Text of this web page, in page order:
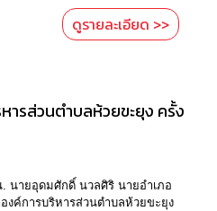
ดูรายละเอียด >>
ารส่วนตำบลห้วยขะยุง ครั้ง
. นายอุดมศักดิ์ นวลศิริ นายอำเภอ
งค์การบริหารส่วนตำบลห้วยขะยุง